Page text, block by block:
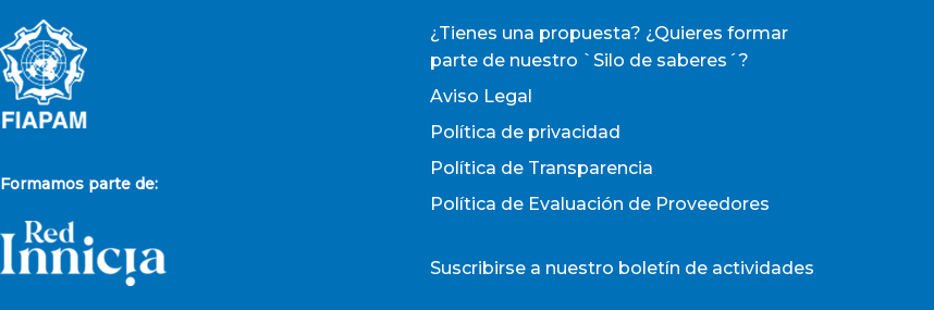
Formamos parte de:
¿Tienes una propuesta? ¿Quieres formar
parte de nuestro `Silo de saberes´?
Aviso Legal
Política de privacidad
Política de Transparencia
Política de Evaluación de Proveedores
Suscribirse a nuestro boletín de actividades